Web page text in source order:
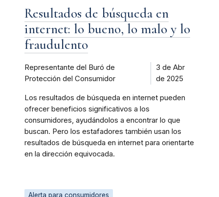
Resultados de búsqueda en
internet: lo bueno, lo malo y lo
fraudulento
Representante del Buró de
Protección del Consumidor
3 de Abr
de 2025
Los resultados de búsqueda en internet pueden
ofrecer beneficios significativos a los
consumidores, ayudándolos a encontrar lo que
buscan. Pero los estafadores también usan los
resultados de búsqueda en internet para orientarte
en la dirección equivocada.
Alerta para consumidores